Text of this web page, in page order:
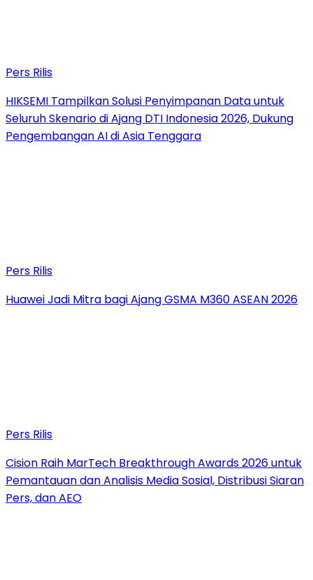
Pers Rilis
HIKSEMI Tampilkan Solusi Penyimpanan Data untuk
Seluruh Skenario di Ajang DTI Indonesia 2026, Dukung
Pengembangan AI di Asia Tenggara
Pers Rilis
Huawei Jadi Mitra bagi Ajang GSMA M360 ASEAN 2026
Pers Rilis
Cision Raih MarTech Breakthrough Awards 2026 untuk
Pemantauan dan Analisis Media Sosial, Distribusi Siaran
Pers, dan AEO